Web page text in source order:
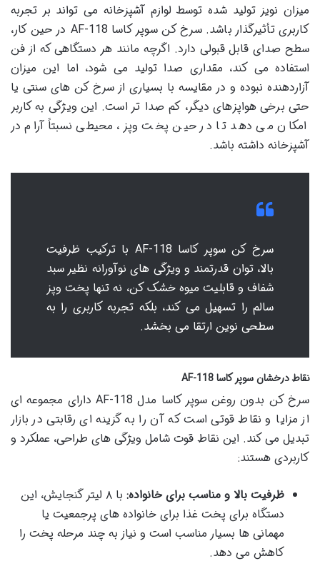
میزان نویز تولید شده توسط لوازم آشپزخانه می تواند بر تجربه
کاربری تأثیرگذار باشد. سرخ کن سوپر کاسا AF-118 در حین کار،
سطح صدای قابل قبولی دارد. اگرچه مانند هر دستگاهی که از فن
استفاده می کند، مقداری صدا تولید می شود، اما این میزان
آزاردهنده نبوده و در مقایسه با بسیاری از سرخ کن های سنتی یا
حتی برخی هواپزهای دیگر، کم صدا تر است. این ویژگی به کاربر
امکان می دهد تا در حین پخت وپز، محیطی نسبتاً آرام در
آشپزخانه داشته باشد.
سرخ کن سوپر کاسا AF-118 با ترکیب ظرفیت
بالا، توان قدرتمند و ویژگی های نوآورانه نظیر سبد
شفاف و قابلیت میوه خشک کن، نه تنها پخت وپز
سالم را تسهیل می کند، بلکه تجربه کاربری را به
سطحی نوین ارتقا می بخشد.
نقاط درخشان سوپر کاسا AF-118
سرخ کن بدون روغن سوپر کاسا مدل AF-118 دارای مجموعه ای
از مزایا و نقاط قوتی است که آن را به گزینه ای رقابتی در بازار
تبدیل می کند. این نقاط قوت شامل ویژگی های طراحی، عملکرد و
کاربردی هستند:
ظرفیت بالا و مناسب برای خانواده:
با ۸ لیتر گنجایش، این
دستگاه برای پخت غذا برای خانواده های پرجمعیت یا
مهمانی ها بسیار مناسب است و نیاز به چند مرحله پخت را
کاهش می دهد.